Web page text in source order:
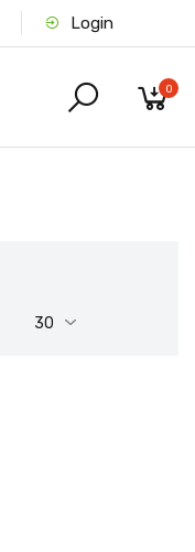
Login
0
30